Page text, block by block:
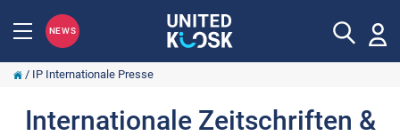
NEWS
/ IP Internationale Presse
Internationale Zeitschriften &